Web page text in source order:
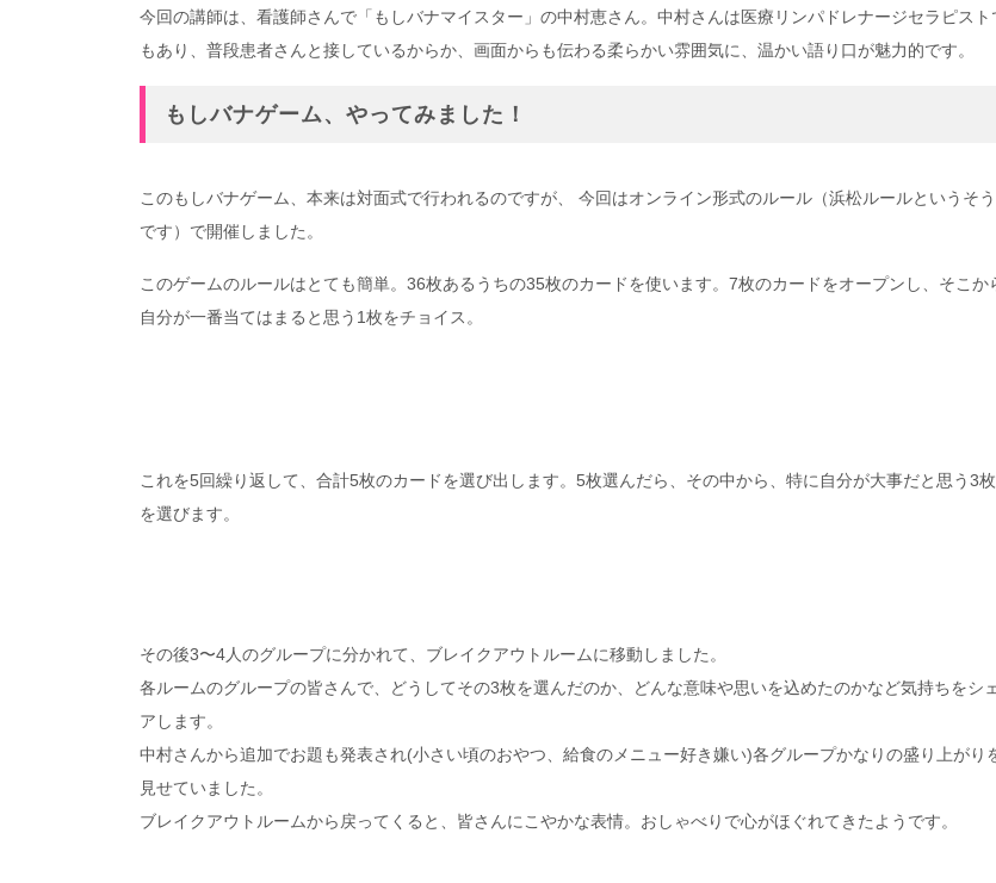
今回の講師は、看護師さんで「もしバナマイスター」の中村恵さん。中村さんは医療リンパドレナージセラピスト
もあり、普段患者さんと接しているからか、画面からも伝わる柔らかい雰囲気に、温かい語り口が魅力的です。
もしバナゲーム、やってみました！
このもしバナゲーム、本来は対面式で行われるのですが、 今回はオンライン形式のルール（浜松ルールというそう
です）で開催しました。
このゲームのルールはとても簡単。36枚あるうちの35枚のカードを使います。7枚のカードをオープンし、そこか
自分が一番当てはまると思う1枚をチョイス。
これを5回繰り返して、合計5枚のカードを選び出します。5枚選んだら、その中から、特に自分が大事だと思う3枚
を選びます。
その後3〜4人のグループに分かれて、ブレイクアウトルームに移動しました。
各ルームのグループの皆さんで、どうしてその3枚を選んだのか、どんな意味や思いを込めたのかなど気持ちをシェ
アします。
中村さんから追加でお題も発表され(小さい頃のおやつ、給食のメニュー好き嫌い)各グループかなりの盛り上がり
見せていました。
ブレイクアウトルームから戻ってくると、皆さんにこやかな表情。おしゃべりで心がほぐれてきたようです。